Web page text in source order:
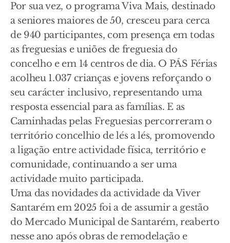
Por sua vez, o programa Viva Mais, destinado
a seniores maiores de 50, cresceu para cerca
de 940 participantes, com presença em todas
as freguesias e uniões de freguesia do
concelho e em 14 centros de dia. O PÁS Férias
acolheu 1.037 crianças e jovens reforçando o
seu carácter inclusivo, representando uma
resposta essencial para as famílias. E as
Caminhadas pelas Freguesias percorreram o
território concelhio de lés a lés, promovendo
a ligação entre actividade física, território e
comunidade, continuando a ser uma
actividade muito participada.
Uma das novidades da actividade da Viver
Santarém em 2025 foi a de assumir a gestão
do Mercado Municipal de Santarém, reaberto
nesse ano após obras de remodelação e